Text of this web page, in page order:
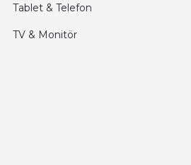
Tablet & Telefon
TV & Monitör